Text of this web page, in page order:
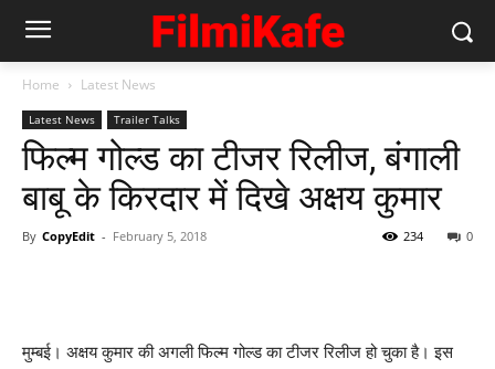
Home Latest News
Latest News Trailer Talks
फिल्म गोल्ड का टीजर रिलीज, बंगाली
बाबू के किरदार में दिखे अक्षय कुमार
By CopyEdit - February 5, 2018 0
234
मुम्बई। अक्षय कुमार की अगली फिल्म गोल्ड का ​टीजर रिलीज हो चुका है। इस